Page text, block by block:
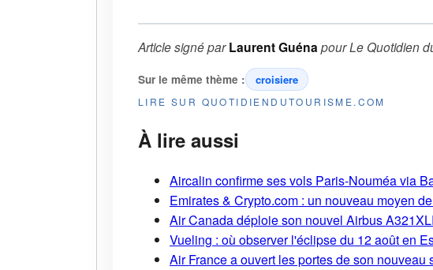
Article signé parLaurent Guéna pourLe Quotidien
Sur le même thème : croisiere
LIRE SUR QUOTIDIENDUTOURISME.COM
À lire aussi
Aircalin confirme ses vols Paris-Nouméa via
Emirates & Crypto.com : un nouveau moyen
Air Canada déploie son nouvel Airbus
Vueling : où observer l'éclipse du 12 août en
Air France a ouvert les portes de son